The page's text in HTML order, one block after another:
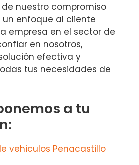
nuestro compromiso
enfoque al cliente
empresa en el sector de
en nosotros,
efectiva y
tus necesidades de
a tu
vehiculos Penacastillo